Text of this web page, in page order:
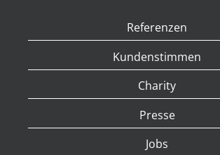
Referenzen
Kundenstimmen
Charity
Presse
Jobs